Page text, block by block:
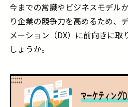
今までの常識やビジネスモデル
り企業の競争力を高めるため、
メーション（DX）に前向きに取
しょうか。